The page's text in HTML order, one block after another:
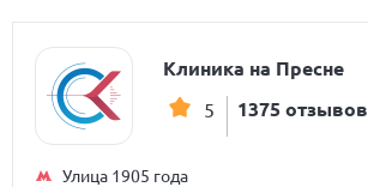
Клиника на Пресне
5 1375 отзывов
Улица 1905 года